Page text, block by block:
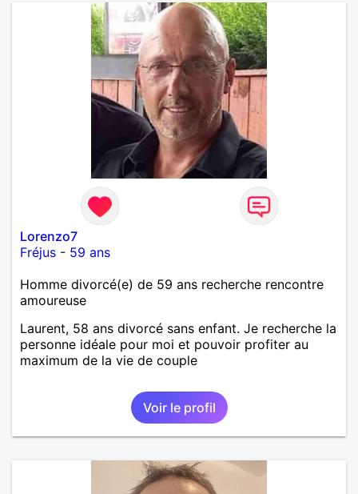
Lorenzo7
Fréjus - 59 ans
Homme divorcé(e) de 59 ans recherche rencontre
amoureuse
Laurent, 58 ans divorcé sans enfant. Je recherche la
personne idéale pour moi et pouvoir profiter au
maximum de la vie de couple
Voir le profil